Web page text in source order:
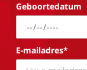
Geboortedatum
E-mailadres*